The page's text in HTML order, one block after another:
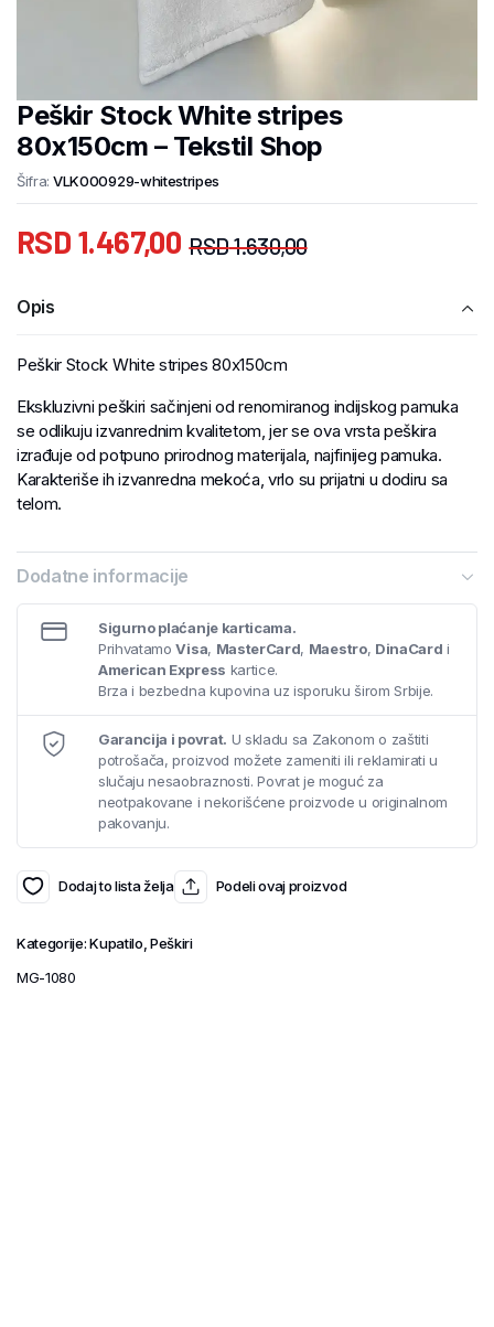
Peškir Stock White stripes
80x150cm – Tekstil Shop
Šifra: VLK000929-whitestripes
RSD1.630,00
RSD 1.467,00
Opis
Peškir Stock White stripes 80x150cm
Ekskluzivni peškiri sačinjeni od renomiranog indijskog pamuka
se odlikuju izvanrednim kvalitetom, jer se ova vrsta peškira
izrađuje od potpuno prirodnog materijala, najfinijeg pamuka.
Karakteriše ih izvanredna mekoća, vrlo su prijatni u dodiru sa
telom.
Dodatne informacije
Sigurno plaćanje karticama.
PrihvatamoVisa, MasterCard, Maestro, DinaCard i
American Express kartice.
Brza i bezbedna kupovina uz isporuku širom Srbije.
Garancija i povrat. U skladu sa Zakonom o zaštiti
potrošača, proizvod možete zameniti ili reklamirati u
slučaju nesaobraznosti. Povrat je moguć za
neotpakovane i nekorišćene proizvode u originalnom
pakovanju.
Dodaj to lista želja Podeli ovaj proizvod
Kategorije:Kupatilo Peškiri
MG-1080